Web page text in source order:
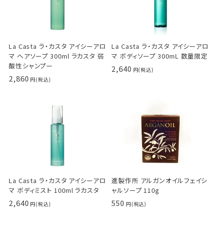
La Casta ラ・カスタ アイシーアロ
マ ヘアソープ 300ml ラカスタ 弱
酸性シャンプー
2,860
La Casta ラ・カスタ アイシーアロ
マ ボディソープ 300mL 数量限定
2,640
La Casta ラ・カスタ アイシーアロ
マ ボディミスト 100ml ラカスタ
2,640
進製作所 アルガンオイルフェイシ
ャルソープ 110g
550